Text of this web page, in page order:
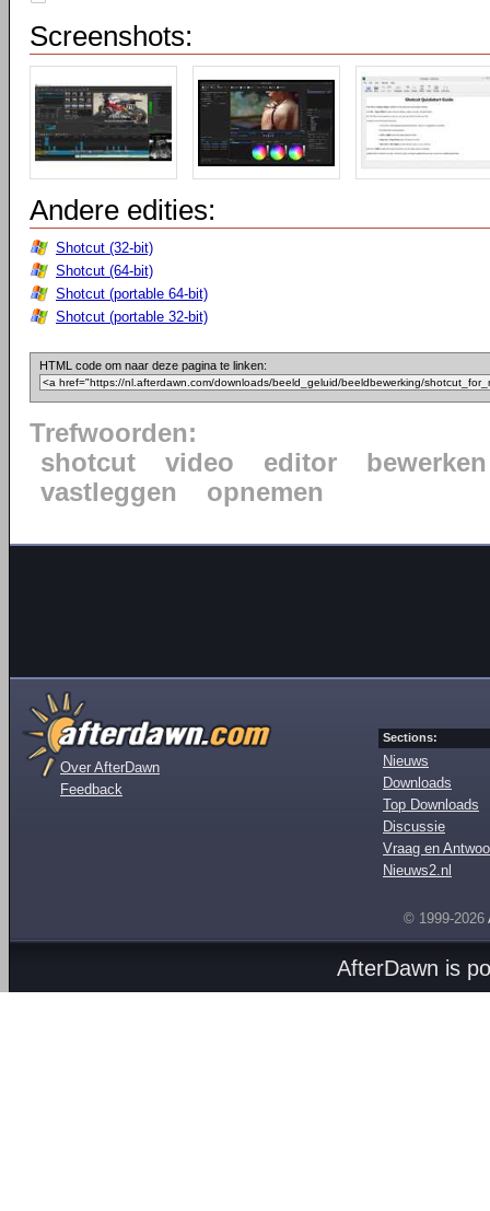
Screenshots:
Andere edities:
Shotcut (32-bit)
Shotcut (64-bit)
Shotcut (portable 64-bit)
Shotcut (portable 32-bit)
HTML code om naar deze pagina te linken:
Trefwoorden:
shotcut
video editor
bewerken
vastleggen
opnemen
Over AfterDawn
Feedback
Sections:
Nieuws
Downloads
Top Downloads
Discussie
Vraag en
Nieuws2.nl
© 1999-2026
AfterDawn is